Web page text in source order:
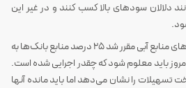
دلالان سودهای بالا کسب کنند و در غیر این
وی افزود: با توجه به محدودیت‌های منابع آبی مقرر شد ۲۵ درصد منابع بانک‌ها به
باید معلوم شود که چقدر اجرایی شده است.
تسهیلات را نشان می‌دهد اما باید مانده آنها